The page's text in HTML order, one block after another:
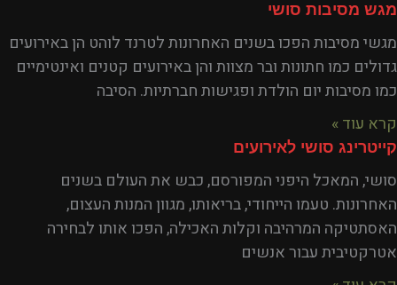
מגש מסיבות סושי
מגשי מסיבות הפכו בשנים האחרונות לטרנד לוהט הן באירועים
גדולים כמו חתונות ובר מצוות והן באירועים קטנים ואינטימיים
כמו מסיבות יום הולדת ופגישות חברתיות. הסיבה
קרא עוד »
קייטרינג סושי לאירועים
סושי, המאכל היפני המפורסם, כבש את העולם בשנים
האחרונות. טעמו הייחודי, בריאותו, מגוון המנות העצום,
האסתטיקה המרהיבה וקלות האכילה, הפכו אותו לבחירה
אטרקטיבית עבור אנשים